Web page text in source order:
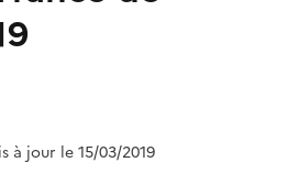
à jour le 15/03/2019